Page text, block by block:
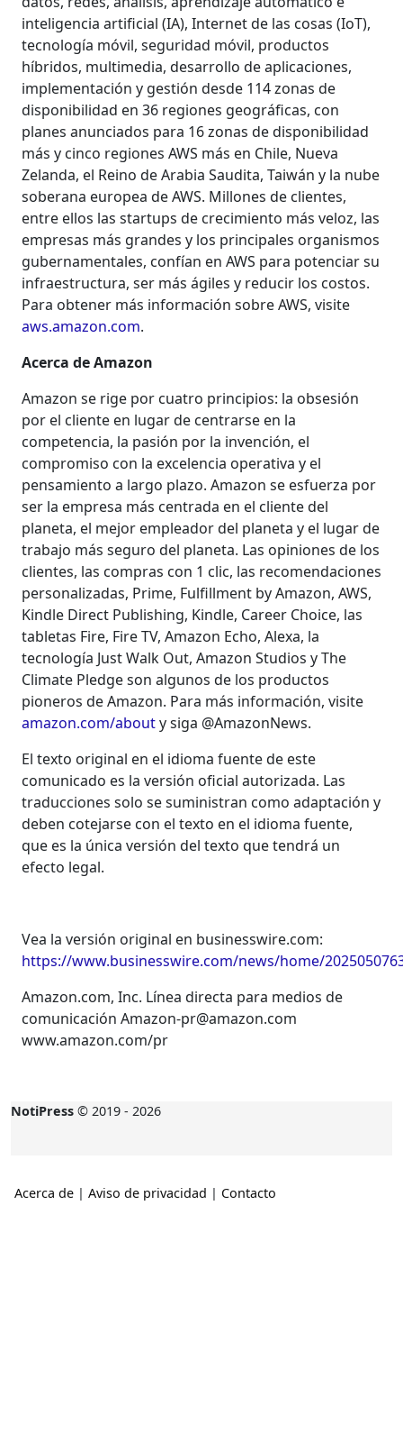
inteligencia artificial (IA), Internet de las cosas (IoT),
tecnología móvil, seguridad móvil, productos
híbridos, multimedia, desarrollo de aplicaciones,
implementación y gestión desde 114 zonas de
disponibilidad en 36 regiones geográficas, con
planes anunciados para 16 zonas de disponibilidad
más y cinco regiones AWS más en Chile, Nueva
Zelanda, el Reino de Arabia Saudita, Taiwán y la nube
soberana europea de AWS. Millones de clientes,
entre ellos las startups de crecimiento más veloz, las
empresas más grandes y los principales organismos
gubernamentales, confían en AWS para potenciar su
infraestructura, ser más ágiles y reducir los costos.
Para obtener más información sobre AWS, visite
aws.amazon.com.
Acerca de Amazon
Amazon se rige por cuatro principios: la obsesión
por el cliente en lugar de centrarse en la
competencia, la pasión por la invención, el
compromiso con la excelencia operativa y el
pensamiento a largo plazo. Amazon se esfuerza por
ser la empresa más centrada en el cliente del
planeta, el mejor empleador del planeta y el lugar de
trabajo más seguro del planeta. Las opiniones de los
clientes, las compras con 1 clic, las recomendaciones
personalizadas, Prime, Fulfillment by Amazon, AWS,
Kindle Direct Publishing, Kindle, Career Choice, las
tabletas Fire, Fire TV, Amazon Echo, Alexa, la
tecnología Just Walk Out, Amazon Studios y The
Climate Pledge son algunos de los productos
pioneros de Amazon. Para más información, visite
amazon.com/abouty siga @AmazonNews.
El texto original en el idioma fuente de este
comunicado es la versión oficial autorizada. Las
traducciones solo se suministran como adaptación y
deben cotejarse con el texto en el idioma fuente,
que es la única versión del texto que tendrá un
efecto legal.
Vea la versión original en businesswire.com:
https://www.businesswire.com/news/home/
Amazon.com, Inc. Línea directa para medios de
comunicación Amazon-pr@amazon.com
www.amazon.com/pr
NotiPress © 2019 - 2026
Acerca de | Aviso de privacidad | Contacto